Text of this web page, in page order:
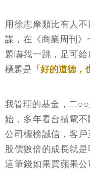
用徐志摩類比有人
謀，在《商業周刊
題嚇我一跳，足可
標題是 「好的道德，
我管理的基金，二
始，多年看台積電
公司標榜誠信，客戶
股價數倍的成長就
這筆錢如果買蘋果